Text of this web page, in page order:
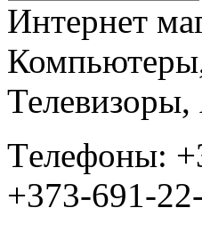
Интернет
Tелефоны:
+373-691-